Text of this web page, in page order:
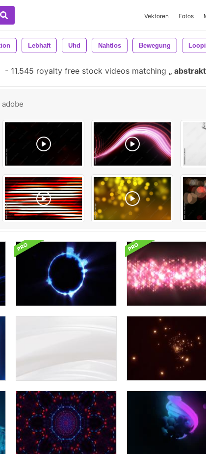
Vektoren Fotos
Lebhaft Uhd Nahtlos Bewegung
- 11.545 royalty free stock videos matching
adobe